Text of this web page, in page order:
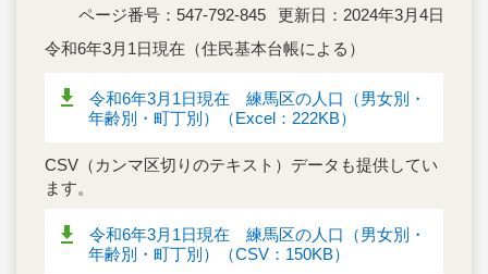
ページ番号：547-792-845
更新日：2024年3月4日
令和6年3月1日現在（住民基本台帳による）
令和6年3月1日現在 練馬区の人口（男女別・
年齢別・町丁別）（Excel：222KB）
CSV（カンマ区切りのテキスト）データも提供してい
ます。
令和6年3月1日現在 練馬区の人口（男女別・
年齢別・町丁別）（CSV：150KB）